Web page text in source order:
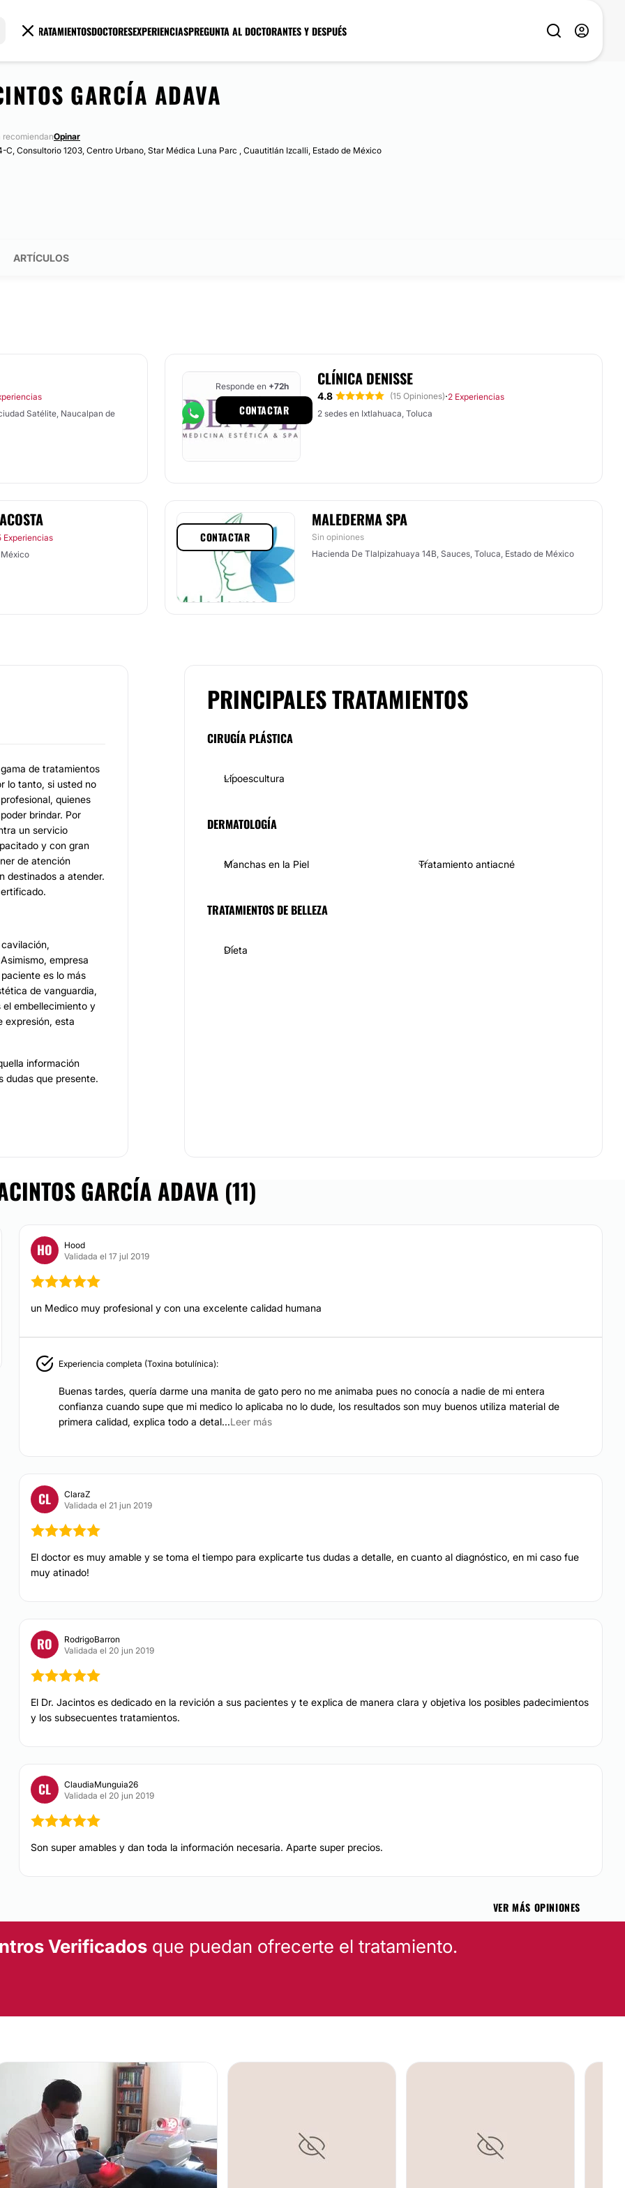
TRATAMIENTOSDOCTORESEXPERIENCIASPREGUNTA AL DOCTORANTES Y DESPUÉS
GARCÍA ADAVA
recomiendanOpinar
C, Consultorio 1203, Centro Urbano, Star Médica Luna Parc , Cuautitlán Izcalli, Estado de México
ARTÍCULOS
Satélite, Naucalpan de
CLÍNICA DENISSE
4.8 (15 Opiniones)·2 Experiencias
2 sedes en Ixtlahuaca, Toluca
Responde en +72h
CONTACTAR
Experiencias
México
MALEDERMA SPA
Sin opiniones
Hacienda De Tlalpizahuaya 14B, Sauces, Toluca, Estado de México
CONTACTAR
de tratamientos
lo tanto, si usted no
quienes
brindar. Por
un servicio
y con gran
de atención
destinados a atender.
empresa
es lo más
de vanguardia,
el embellecimiento y
expresión, esta
información
dudas que presente.
y buen trato
lo cual indica que
nivel.
PRINCIPALES TRATAMIENTOS
CIRUGÍA PLÁSTICA
Lipoescultura
DERMATOLOGÍA
Manchas en la Piel Tratamiento antiacné
TRATAMIENTOS DE BELLEZA
Dieta
GARCÍA ADAVA (11)
HO
Hood
Validada el 17 jul 2019
un Medico muy profesional y con una excelente calidad humana
Experiencia completa (Toxina botulínica):
Buenas tardes, quería darme una manita de gato pero no me animaba pues no conocía a nadie de mi entera
confianza cuando supe que mi medico lo aplicaba no lo dude, los resultados son muy buenos utiliza material de
primera calidad, explica todo a detal...Leer más
CL
ClaraZ
Validada el 21 jun 2019
El doctor es muy amable y se toma el tiempo para explicarte tus dudas a detalle, en cuanto al diagnóstico, en mi caso fue
muy atinado!
RO
RodrigoBarron
Validada el 20 jun 2019
El Dr. Jacintos es dedicado en la revición a sus pacientes y te explica de manera clara y objetiva los posibles padecimientos
y los subsecuentes tratamientos.
CL
ClaudiaMunguia26
Validada el 20 jun 2019
Son super amables y dan toda la información necesaria. Aparte super precios.
VER MÁS OPINIONES
Verificadosque puedan ofrecerte el tratamiento.